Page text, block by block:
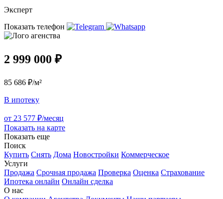
Эксперт
Показать телефон
2 999 000 ₽
85 686 ₽/м²
В ипотеку
от 23 577 ₽/месяц
Показать на карте
Показать еще
Поиск
Купить Снять Дома Новостройки Коммерческое
Услуги
Продажа Срочная продажа Проверка Оценка Страхование
Ипотека онлайн Онлайн сделка
О нас